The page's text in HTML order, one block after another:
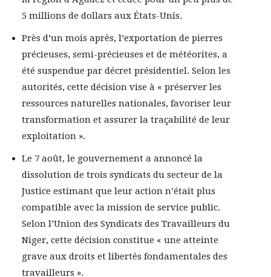
5 millions de dollars aux États-Unis.
Près d’un mois après, l’exportation de pierres
précieuses, semi-précieuses et de météorites, a
été suspendue par décret présidentiel. Selon les
autorités, cette décision vise à « préserver les
ressources naturelles nationales, favoriser leur
transformation et assurer la traçabilité de leur
exploitation ».
Le 7 août, le gouvernement a annoncé la
dissolution de trois syndicats du secteur de la
Justice estimant que leur action n’était plus
compatible avec la mission de service public.
Selon l’Union des Syndicats des Travailleurs du
Niger, cette décision constitue « une atteinte
grave aux droits et libertés fondamentales des
travailleurs ».